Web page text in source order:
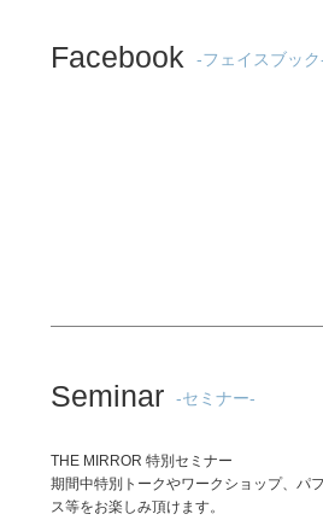
Facebook -フェイスブック
Seminar -セミナー-
THE MIRROR 特別セミナー
期間中特別トークやワークショップ、パ
ス等をお楽しみ頂けます。